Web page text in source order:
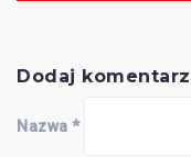
Dodaj komentarz
Nazwa *